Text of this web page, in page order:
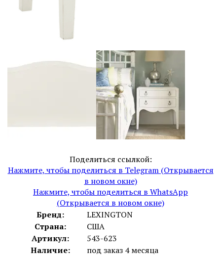
Поделиться ссылкой:
Нажмите, чтобы поделиться в Telegram (Открывается
в новом окне)
Нажмите, чтобы поделиться в WhatsApp
(Открывается в новом окне)
Бренд:
LEXINGTON
Страна:
США
Артикул:
543-623
Наличие:
под заказ 4 месяца